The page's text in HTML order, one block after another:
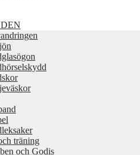
träning
och Godis